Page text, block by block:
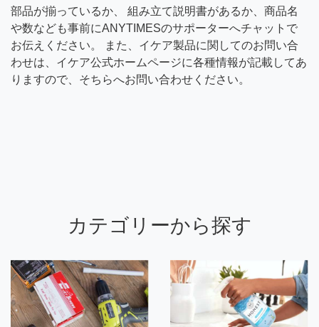
部品が揃っているか、 組み立て説明書があるか、商品名
や数なども事前にANYTIMESのサポーターへチャットで
お伝えください。 また、イケア製品に関してのお問い合
わせは、イケア公式ホームページに各種情報が記載してあ
りますので、そちらへお問い合わせください。
カテゴリーから探す